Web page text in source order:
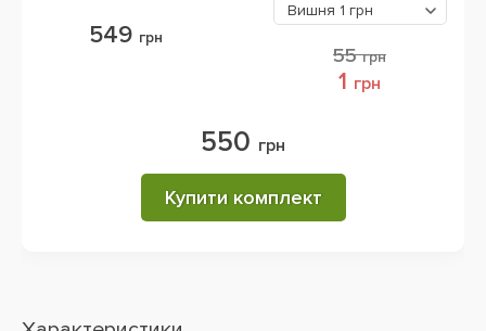
549 грн
Вишня 1 грн
55грн
1 грн
550 грн
Купити комплект